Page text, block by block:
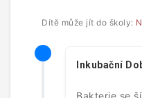
Dítě může jít do školy:
Inkubační